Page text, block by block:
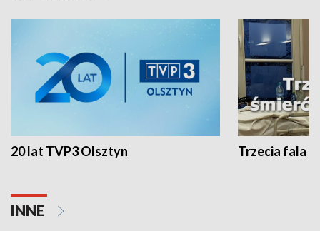
20 lat TVP3 Olsztyn Trzecia fala -
INNE